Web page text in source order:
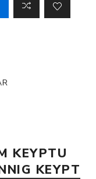
KEYPTU
KEYPT